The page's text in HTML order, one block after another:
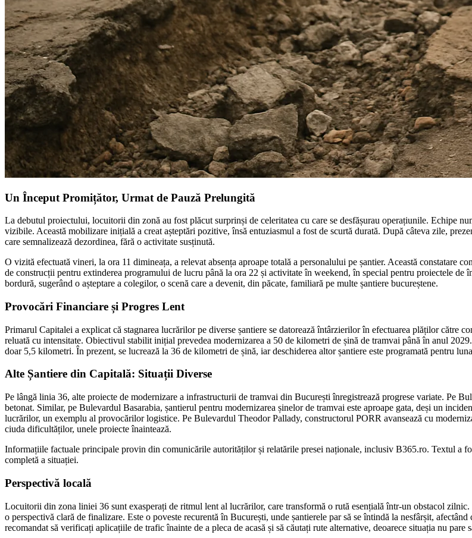
Un Început Promițător, Urmat de Pauză Prelungită
La debutul proiectului, locuitorii din zonă au fost plăcut surprinși de celeritatea cu care se desfășurau operațiunile. Echipe
vizibile. Această mobilizare inițială a creat așteptări pozitive, însă entuziasmul a fost de scurtă durată. După câteva zile,
care semnalizează dezordinea, fără o activitate susținută.
O vizită efectuată vineri, la ora 11 dimineața, a relevat absența aproape totală a personalului pe șantier. Această constatare
de construcții pentru extinderea programului de lucru până la ora 22 și activitate în weekend, în special pentru proiectele
bordură, sugerând o așteptare a colegilor, o scenă care a devenit, din păcate, familiară pe multe șantiere bucureștene.
Provocări Financiare și Progres Lent
Primarul Capitalei a explicat că stagnarea lucrărilor pe diverse șantiere se datorează întârzierilor în efectuarea plăților către
reluată cu intensitate. Obiectivul stabilit inițial prevedea modernizarea a 50 de kilometri de șină de tramvai până în anul
doar 5,5 kilometri. În prezent, se lucrează la 36 de kilometri de șină, iar deschiderea altor șantiere este programată pentru
Alte Șantiere din Capitală: Situații Diverse
Pe lângă linia 36, alte proiecte de modernizare a infrastructurii de tramvai din București înregistrează progrese variate. Pe
betonat. Similar, pe Bulevardul Basarabia, șantierul pentru modernizarea șinelor de tramvai este aproape gata, deși un
lucrărilor, un exemplu al provocărilor logistice. Pe Bulevardul Theodor Pallady, constructorul PORR avansează cu
ciuda dificultăților, unele proiecte înaintează.
Informațiile factuale principale provin din comunicările autorităților și relatările presei naționale, inclusiv B365.ro. Textul a
completă a situației.
Perspectivă locală
Locuitorii din zona liniei 36 sunt exasperați de ritmul lent al lucrărilor, care transformă o rută esențială într-un obstacol
o perspectivă clară de finalizare. Este o poveste recurentă în București, unde șantierele par să se întindă la nesfârșit,
recomandat să verificați aplicațiile de trafic înainte de a pleca de acasă și să căutați rute alternative, deoarece situația nu pare